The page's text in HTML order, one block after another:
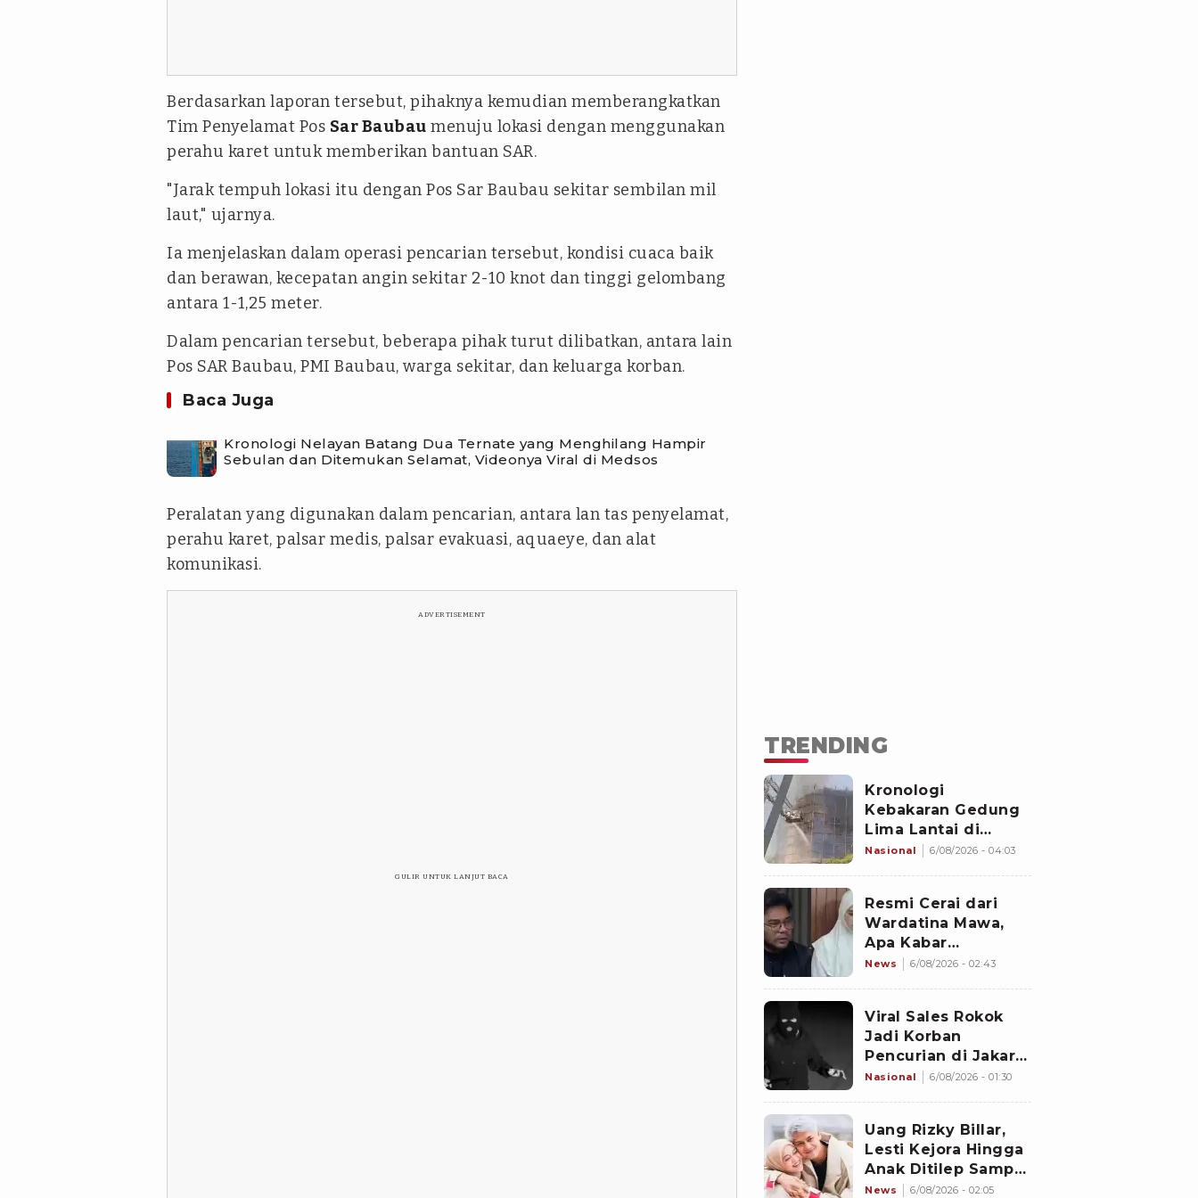
Berdasarkan laporan tersebut, pihaknya kemudian memberangkatkan
Tim Penyelamat Pos Sar Baubau menuju lokasi dengan menggunakan
perahu karet untuk memberikan bantuan SAR.
"Jarak tempuh lokasi itu dengan Pos Sar Baubau sekitar sembilan mil
laut," ujarnya.
Ia menjelaskan dalam operasi pencarian tersebut, kondisi cuaca baik
dan berawan, kecepatan angin sekitar 2-10 knot dan tinggi gelombang
antara 1-1,25 meter.
Dalam pencarian tersebut, beberapa pihak turut dilibatkan, antara lain
Pos SAR Baubau, PMI Baubau, warga sekitar, dan keluarga korban.
Baca Juga
Kronologi Nelayan Batang Dua Ternate yang Menghilang Hampir
Sebulan dan Ditemukan Selamat, Videonya Viral di Medsos
Peralatan yang digunakan dalam pencarian, antara lan tas penyelamat,
perahu karet, palsar medis, palsar evakuasi, aquaeye, dan alat
komunikasi.
ADVERTISEMENT
GULIR UNTUK LANJUT BACA
TRENDING
Kronologi
Kebakaran Gedung
Lima Lantai di
Cikini, Sempat Coba
Nasional 6/08/2026 - 04:03
Resmi Cerai dari
Wardatina Mawa,
Apa Kabar
Hubungan Asmara
News 6/08/2026 - 02:43
Viral Sales Rokok
Jadi Korban
Pencurian di Jakarta
Barat, Sejumlah
Nasional 6/08/2026 - 01:30
Uang Rizky Billar,
Lesti Kejora Hingga
Anak Ditilep Sampai
Rp3,1 Miliar, Pelaku
News 6/08/2026 - 02:05